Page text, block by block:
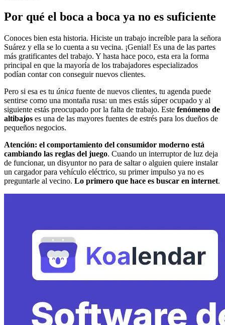
Por qué el boca a boca ya no es suficiente
Conoces bien esta historia. Hiciste un trabajo increíble para la señora
Suárez y ella se lo cuenta a su vecina. ¡Genial! Es una de las partes
más gratificantes del trabajo. Y hasta hace poco, esta era la forma
principal en que la mayoría de los trabajadores especializados
podían contar con conseguir nuevos clientes.
Pero si esa es tu única fuente de nuevos clientes, tu agenda puede
sentirse como una montaña rusa: un mes estás súper ocupado y al
siguiente estás preocupado por la falta de trabajo. Este fenómeno de
altibajos es una de las mayores fuentes de estrés para los dueños de
pequeños negocios.
Atención: el comportamiento del consumidor moderno está
cambiando las reglas del juego. Cuando un interruptor de luz deja
de funcionar, un disyuntor no para de saltar o alguien quiere instalar
un cargador para vehículo eléctrico, su primer impulso ya no es
preguntarle al vecino. Lo primero que hace es buscar en internet.